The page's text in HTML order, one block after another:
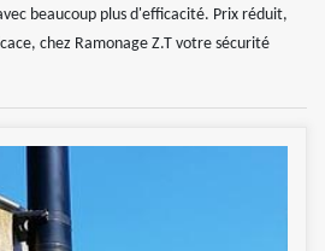
beaucoup plus d'efficacité. Prix réduit,
chez Ramonage Z.T votre sécurité